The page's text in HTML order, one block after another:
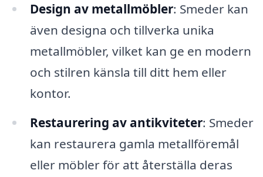
Design av metallmöbler: Smeder kan
även designa och tillverka unika
metallmöbler, vilket kan ge en modern
och stilren känsla till ditt hem eller
kontor.
Restaurering av antikviteter: Smeder
kan restaurera gamla metallföremål
eller möbler för att återställa deras